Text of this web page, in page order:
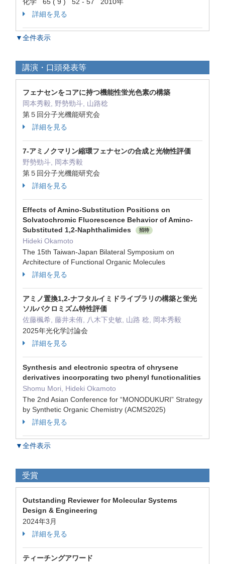
詳細を見る
▼全件表示
講演・口頭発表等
フェナセンをコアに持つ機能性蛍光色素の構築
岡本秀毅, 野勢勁斗, 山路稔
第５回分子光機能研究会
詳細を見る
7-アミノクマリン縮環フェナセンの合成と光物性評価
野勢勁斗, 岡本秀毅
第５回分子光機能研究会
詳細を見る
Effects of Amino-Substitution Positions on
Solvatochromic Fluorescence Behavior of Amino-
Substituted 1,2-Naphthalimides
招待
Hideki Okamoto
The 15th Taiwan-Japan Bilateral Symposium on
Architecture of Functional Organic Molecules
詳細を見る
アミノ置換1,2-ナフタルイミドライブラリの構築と蛍光
ソルバクロミズム特性評価
佐藤楓希, 藤井未侑, 八木下史敏, 山路 稔, 岡本秀毅
2025年光化学討論会
詳細を見る
Synthesis and electronic spectra of chrysene
derivatives incorporating two phenyl functionalities
Shomu Mori, Hideki Okamoto
The 2nd Asian Conference for “MONODUKURI” Strategy
by Synthetic Organic Chemistry (ACMS2025)
詳細を見る
▼全件表示
受賞
Outstanding Reviewer for Molecular Systems
Design & Engineering
2024年3月
詳細を見る
ティーチングアワード